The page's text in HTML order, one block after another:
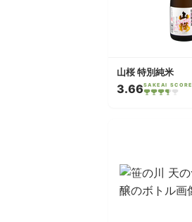
山桜 特別純米
3.66SAKEAI SCORE